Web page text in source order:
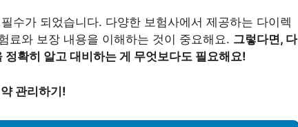
수가 되었습니다. 다양한 보험사에서 제공하는 다이렉
료와 보장 내용을 이해하는 것이 중요해요. 그렇다면, 다
확히 알고 대비하는 게 무엇보다도 필요해요!
관리하기!